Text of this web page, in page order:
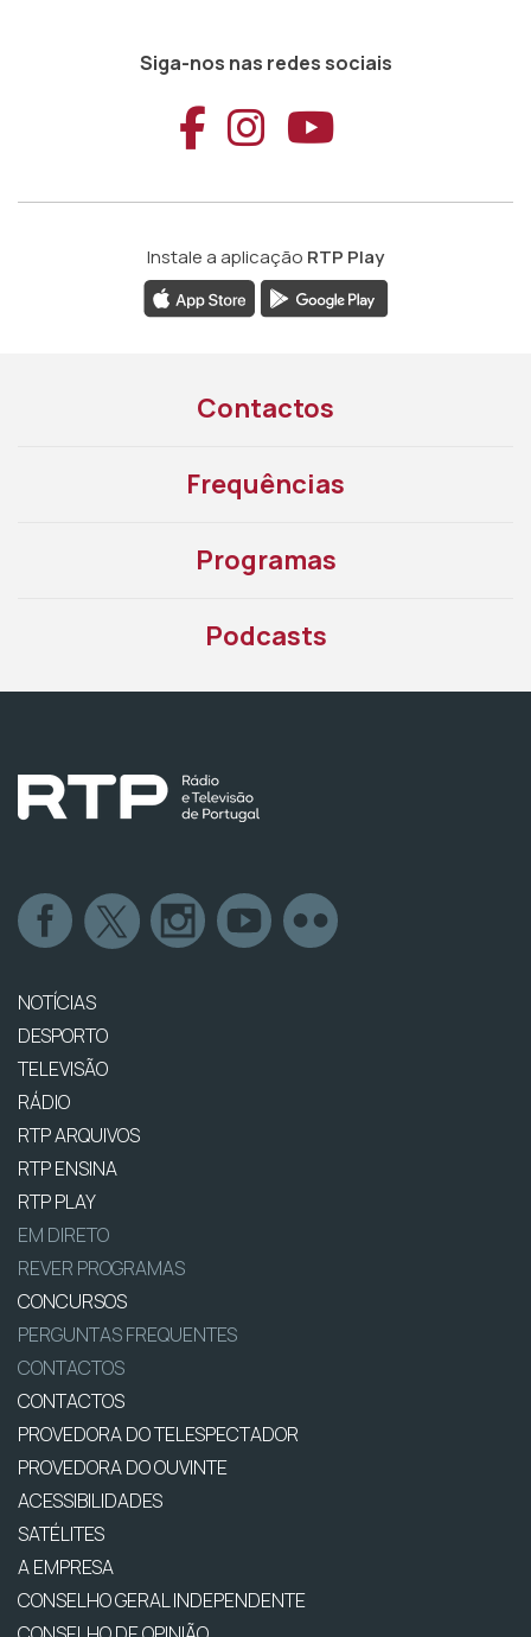
Siga-nos nas redes sociais
Aceder ao
Aceder ao
Aceder
Instale a aplicação RTP Play
Contactos
Frequências
Programas
Podcasts
NOTÍCIAS
DESPORTO
TELEVISÃO
RÁDIO
RTP ARQUIVOS
RTP ENSINA
RTP PLAY
EM DIRETO
REVER PROGRAMAS
CONCURSOS
PERGUNTAS FREQUENTES
CONTACTOS
CONTACTOS
PROVEDORA DO TELESPECTADOR
PROVEDORA DO OUVINTE
ACESSIBILIDADES
SATÉLITES
A EMPRESA
CONSELHO GERAL INDEPENDENTE